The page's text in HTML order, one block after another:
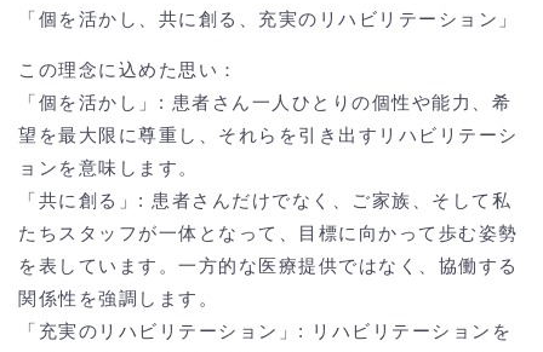
「個を活かし、共に創る、充実のリハビリテーション」
この理念に込めた思い：
「個を活かし」: 患者さん一人ひとりの個性や能力、希
望を最大限に尊重し、それらを引き出すリハビリテーシ
ョンを意味します。
「共に創る」: 患者さんだけでなく、ご家族、そして私
たちスタッフが一体となって、目標に向かって歩む姿勢
を表しています。一方的な医療提供ではなく、協働する
関係性を強調します。
「充実のリハビリテーション」: リハビリテーションを